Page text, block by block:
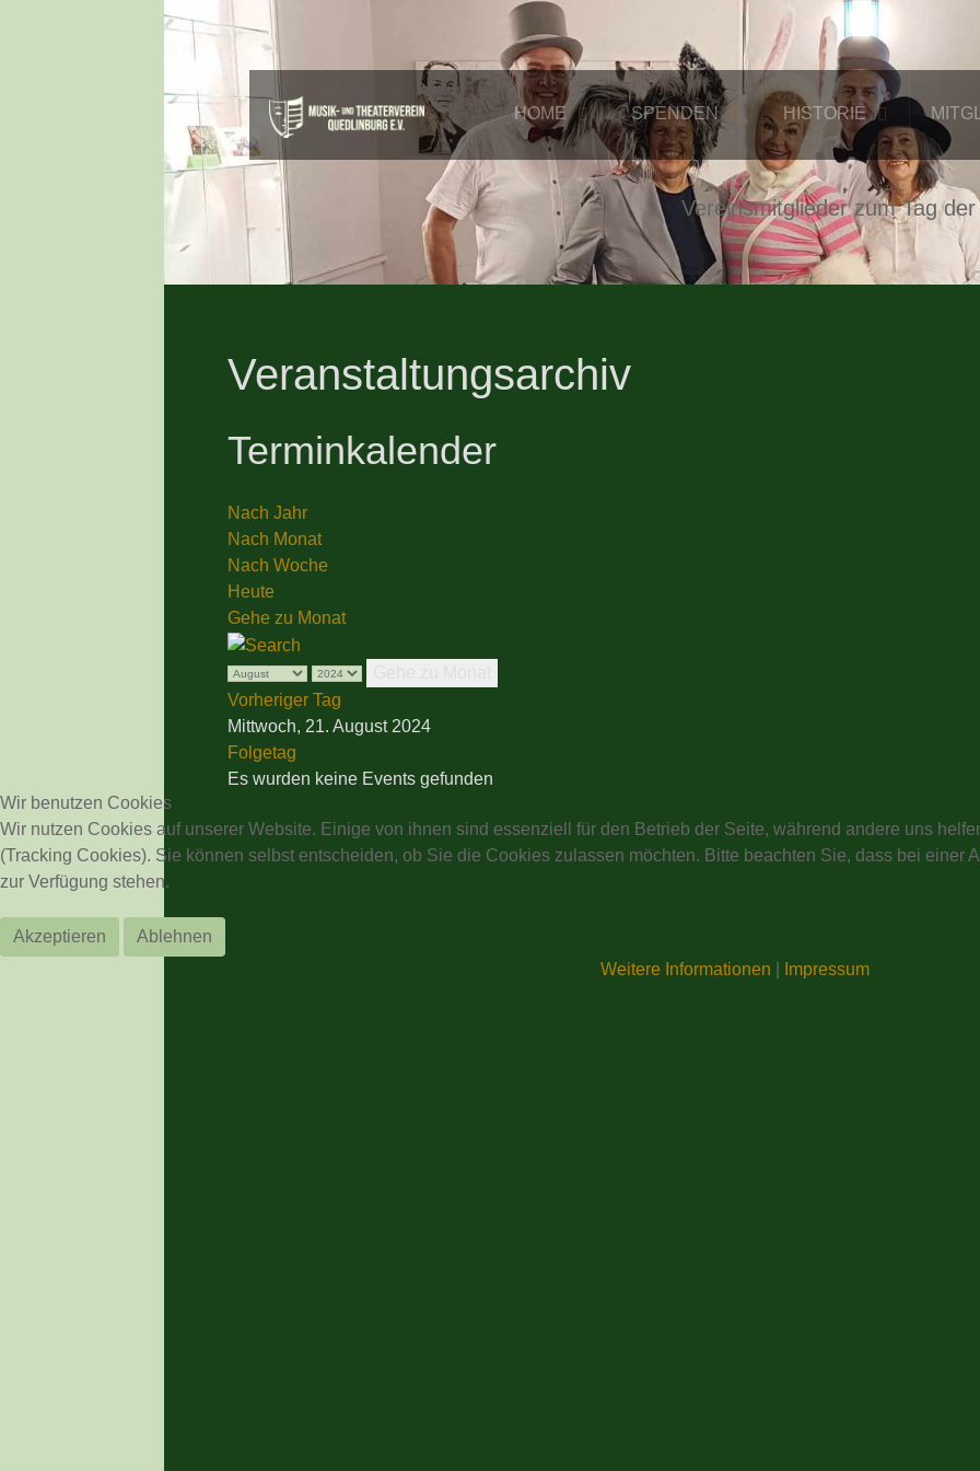
HOME SPENDEN HISTORIE
Vereinsmitglieder zum Tag
Veranstaltungsarchiv
Terminkalender
Nach Jahr
Nach Monat
Nach Woche
Heute
Gehe zu Monat
Vorheriger Tag
Mittwoch, 21. August 2024
Folgetag
Es wurden keine Events gefunden
Wir benutzen Cookies
Wir nutzen Cookies auf unserer Website. Einige von ihnen sind essenziell für den Betrieb der Seite, während andere uns
(Tracking Cookies). Sie können selbst entscheiden, ob Sie die Cookies zulassen möchten. Bitte beachten Sie, dass bei
zur Verfügung stehen.
Akzeptieren
Ablehnen
Weitere Informationen
Impressum